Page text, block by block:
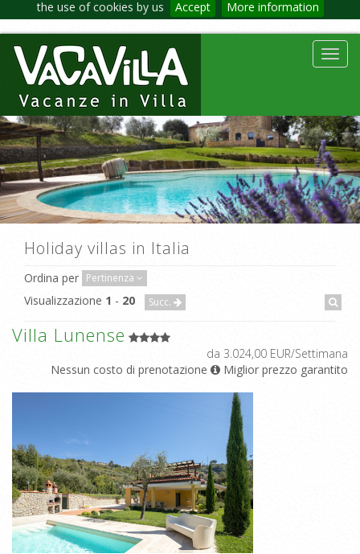
the use of cookies by us Accept More information
Holiday villas in Italia
Ordina per Pertinenza
Visualizzazione 1 - 20 Succ.
Villa Lunense
da 3.024,00 EUR/Settimana
Nessun costo di prenotazione
Miglior prezzo garantito